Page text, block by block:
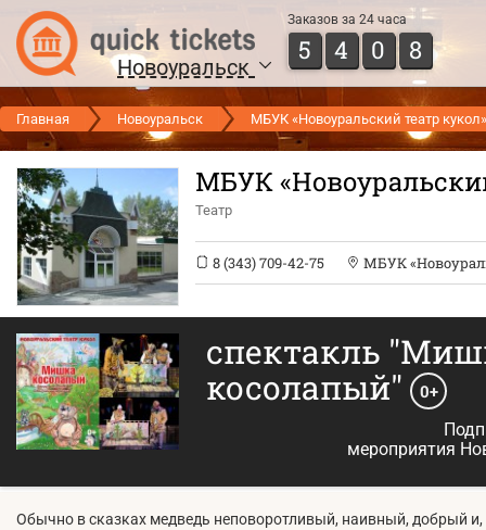
Новоуральск
Заказов за 24 часа
5 4 0 8
Главная Новоуральск МБУК «Новоуральский театр кукол»
МБУК
Театр
8 (343) 709-42-75 МБУК
спектакль
косолапый"
0+
мероприятия
Обычно в сказках медведь неповоротливый, наивный, добрый